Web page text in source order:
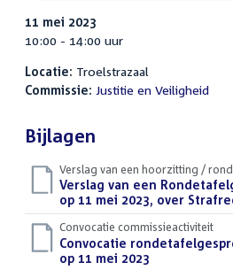
11 mei 2023
10:00 - 14:00 uur
Locatie: Troelstrazaal
Commissie: Justitie en Veiligheid
Bijlagen
Verslag van een hoorzitting /
Download
bestand:
Verslag van een
op 11 mei 2023, over
Convocatie commissieactiviteit
Download
bestand:
Convocatie
op 11 mei 2023